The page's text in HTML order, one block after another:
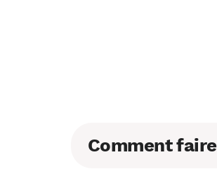
Comment